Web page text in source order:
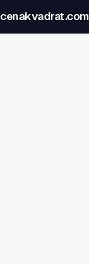
cenakvadrat.com